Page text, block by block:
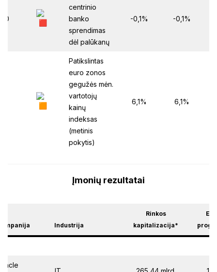
centrinio
banko
sprendimas
dėl palūkanų
-0,1% -0,1%
Patikslintas
euro zonos
gegužės mėn.
vartotojų
kainų
indeksas
(metinis
pokytis)
6,1% 6,1%
Įmonių rezultatai
Industrija
Rinkos
kapitalizacija*
EPS